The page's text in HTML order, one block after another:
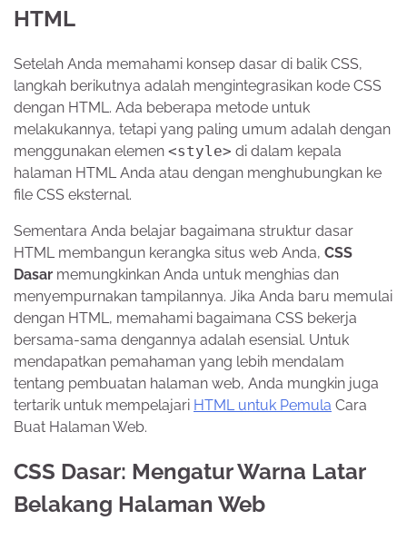
HTML
Setelah Anda memahami konsep dasar di balik CSS,
langkah berikutnya adalah mengintegrasikan kode CSS
dengan HTML. Ada beberapa metode untuk
melakukannya, tetapi yang paling umum adalah dengan
menggunakan elemen <style> di dalam kepala
halaman HTML Anda atau dengan menghubungkan ke
file CSS eksternal.
Sementara Anda belajar bagaimana struktur dasar
HTML membangun kerangka situs web Anda, CSS
Dasar memungkinkan Anda untuk menghias dan
menyempurnakan tampilannya. Jika Anda baru memulai
dengan HTML, memahami bagaimana CSS bekerja
bersama-sama dengannya adalah esensial. Untuk
mendapatkan pemahaman yang lebih mendalam
tentang pembuatan halaman web, Anda mungkin juga
tertarik untuk mempelajari HTML untuk Pemula Cara
Buat Halaman Web.
CSS Dasar: Mengatur Warna Latar
Belakang Halaman Web